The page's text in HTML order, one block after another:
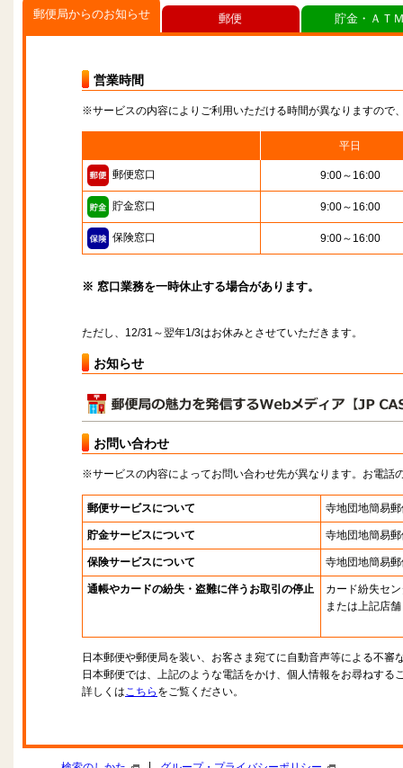
郵便局からのお知らせ
営業時間
※サービスの内容によりご利用いただける時間が異なりますので
平日
郵便窓口 9:00～16:00
貯金窓口 9:00～16:00
保険窓口 9:00～16:00
※ 窓口業務を一時休止する場合があります。
ただし、12/31～翌年1/3はお休みとさせていただきます。
お知らせ
お問い合わせ
※サービスの内容によってお問い合わせ先が異なります。お電話
郵便サービスについて 寺地団地簡易
貯金サービスについて 寺地団地簡易
保険サービスについて 寺地団地簡易
通帳やカードの紛失・盗難に伴うお取引の停止
カード紛失セ
または上記店舗
日本郵便や郵便局を装い、お客さま宛てに自動音声等による不審
日本郵便では、上記のような電話をかけ、個人情報をお尋ねする
詳しくはこちら をご覧ください。
郵便 貯金・ＡＴ